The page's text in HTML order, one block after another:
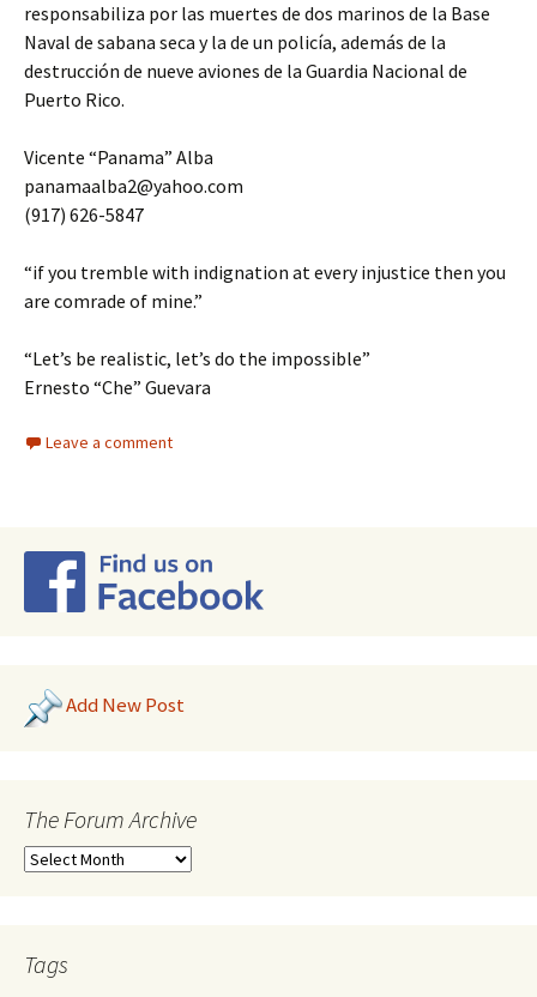
responsabiliza por las muertes de dos marinos de la Base
Naval de sabana seca y la de un policía, además de la
destrucción de nueve aviones de la Guardia Nacional de
Puerto Rico.
Vicente “Panama” Alba
panamaalba2@yahoo.com
(917) 626-5847
“if you tremble with indignation at every injustice then you
are comrade of mine.”
“Let’s be realistic, let’s do the impossible”
Ernesto “Che” Guevara
Leave a comment
Add New Post
The Forum Archive
Tags